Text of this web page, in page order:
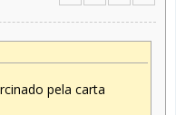
pela carta